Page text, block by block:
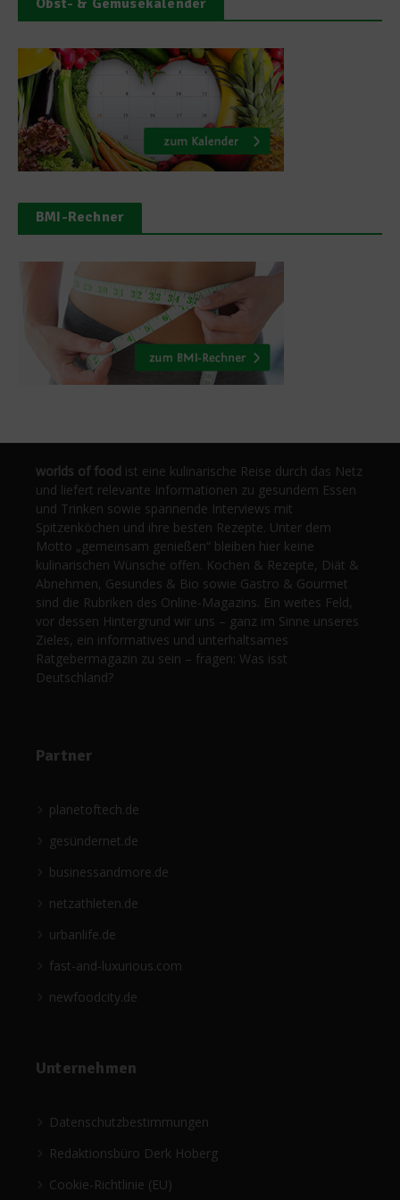
Obst- & Gemüsekalender
BMI-Rechner
worlds of food ist eine kulinarische Reise durch das Netz
und liefert relevante Informationen zu gesundem Essen
und Trinken sowie spannende Interviews mit
Spitzenköchen und ihre besten Rezepte. Unter dem
Motto „gemeinsam genießen“ bleiben hier keine
kulinarischen Wünsche offen. Kochen & Rezepte, Diät &
Abnehmen, Gesundes & Bio sowie Gastro & Gourmet
sind die Rubriken des Online-Magazins. Ein weites Feld,
vor dessen Hintergrund wir uns – ganz im Sinne unseres
Zieles, ein informatives und unterhaltsames
Ratgebermagazin zu sein – fragen: Was isst
Deutschland?
Partner
planetoftech.de
gesündernet.de
businessandmore.de
netzathleten.de
urbanlife.de
fast-and-luxurious.com
newfoodcity.de
Unternehmen
Datenschutzbestimmungen
Redaktionsbüro Derk Hoberg
Cookie-Richtlinie (EU)